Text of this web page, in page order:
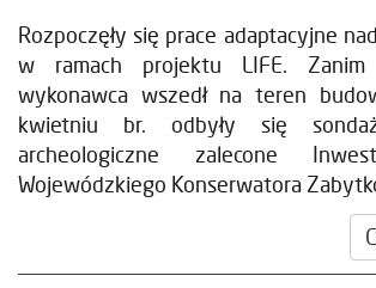
Rozpoczęły się prace adaptacyjne
w ramach projektu LIFE.
wykonawca wszedł na teren
kwietniu br. odbyły się
archeologiczne zalecone
Wojewódzkiego Konserwatora